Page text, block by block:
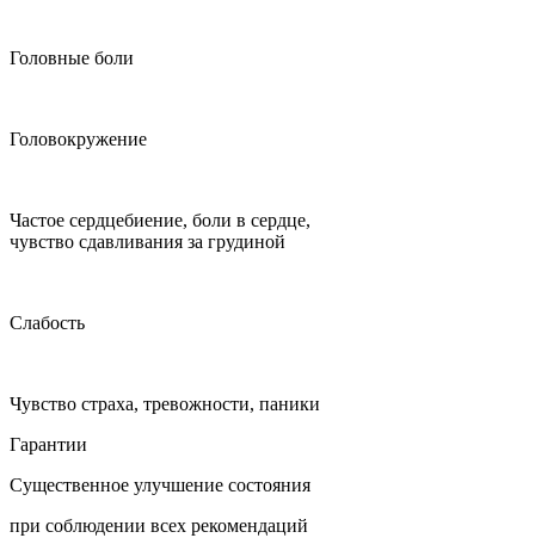
Головные боли
Головокружение
Частое сердцебиение, боли в сердце,
чувство сдавливания за грудиной
Слабость
Чувство страха, тревожности, паники
Гарантии
Существенное улучшение состояния
при соблюдении всех рекомендаций